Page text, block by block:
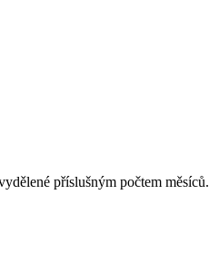
příslušným počtem měsíců.